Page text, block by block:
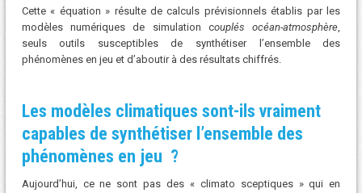
Cette « équation » résulte de calculs prévisionnels établis par les
modèles numériques de simulation couplés océan-atmosphère,
seuls outils susceptibles de synthétiser l’ensemble des
phénomènes en jeu et d’aboutir à des résultats chiffrés.
Les modèles climatiques sont-ils vraiment
capables de synthétiser l’ensemble des
phénomènes en jeu ?
Aujourd’hui, ce ne sont pas des « climato sceptiques » qui en